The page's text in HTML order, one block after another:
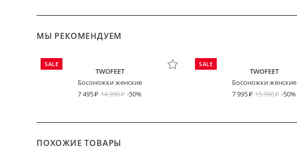
МЫ РЕКОМЕНДУЕМ
SALE
TWOFEET
Босоножки женские
7 495
14 990 -50%
SALE
TWOFEET
Босоножки женские
7 995
15 990 -50%
ПОХОЖИЕ ТОВАРЫ